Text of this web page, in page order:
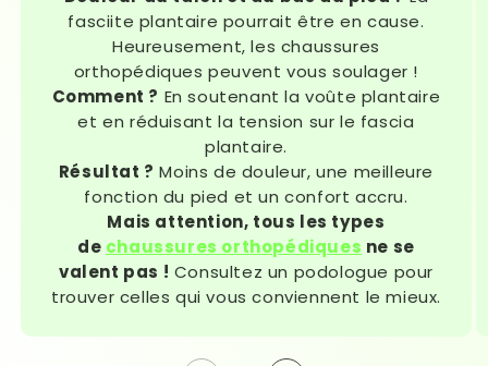
fasciite plantaire pourrait être en cause.
Heureusement, les chaussures
orthopédiques peuvent vous soulager !
Comment ? En soutenant la voûte plantaire
et en réduisant la tension sur le fascia
plantaire.
Résultat ? Moins de douleur, une meilleure
fonction du pied et un confort accru.
Mais attention, tous les types
de chaussures orthopédiques ne se
valent pas ! Consultez un podologue pour
trouver celles qui vous conviennent le mieux.